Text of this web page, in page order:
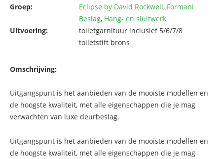
Groep:
Eclipse by David Rockwell, Formani
Beslag, Hang- en sluitwerk
Uitvoering:
toiletgarnituur inclusief 5/6/7/8
toiletstift brons
Omschrijving:
Uitgangspunt is het aanbieden van de mooiste modellen en
de hoogste kwaliteit, met alle eigenschappen die je mag
verwachten van luxe deurbeslag.
Uitgangspunt is het aanbieden van de mooiste modellen en
de hoogste kwaliteit, met alle eigenschappen die je mag